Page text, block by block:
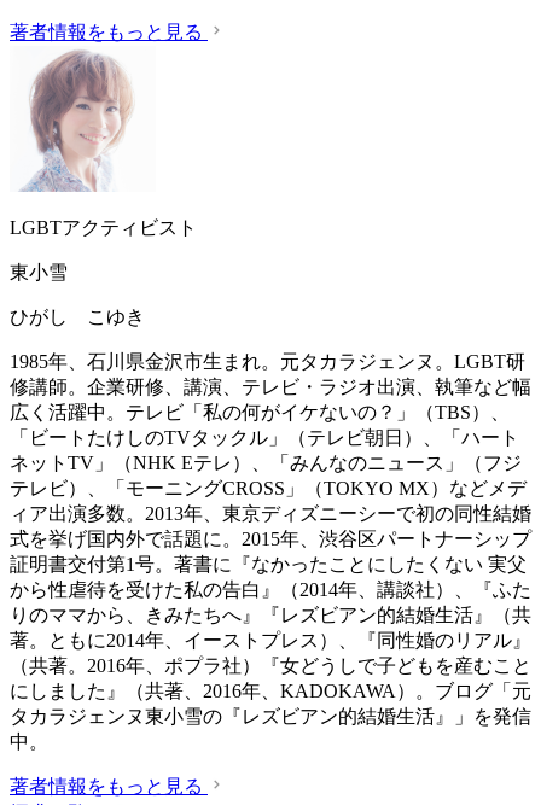
著者情報をもっと見る
LGBTアクティビスト
東小雪
ひがし こゆき
1985年、石川県金沢市生まれ。元タカラジェンヌ。LGBT研
修講師。企業研修、講演、テレビ・ラジオ出演、執筆など幅
広く活躍中。テレビ「私の何がイケないの？」（TBS）、
「ビートたけしのTVタックル」（テレビ朝日）、「ハート
ネットTV」（NHK Eテレ）、「みんなのニュース」（フジ
テレビ）、「モーニングCROSS」（TOKYO MX）などメデ
ィア出演多数。2013年、東京ディズニーシーで初の同性結婚
式を挙げ国内外で話題に。2015年、渋谷区パートナーシップ
証明書交付第1号。著書に『なかったことにしたくない 実父
から性虐待を受けた私の告白』（2014年、講談社）、『ふた
りのママから、きみたちへ』『レズビアン的結婚生活』（共
著。ともに2014年、イーストプレス）、『同性婚のリアル』
（共著。2016年、ポプラ社）『女どうしで子どもを産むこと
にしました』（共著、2016年、KADOKAWA）。ブログ「元
タカラジェンヌ東小雪の『レズビアン的結婚生活』」を発信
中。
著者情報をもっと見る